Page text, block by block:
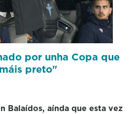
por unha Copa que
preto"
Balaídos, aínda que esta vez